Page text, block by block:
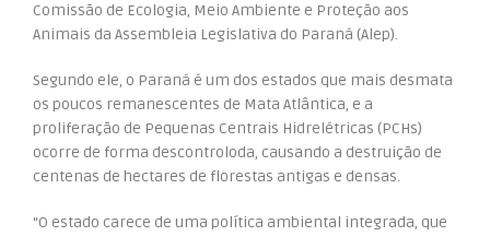
Comissão de Ecologia, Meio Ambiente e Proteção aos
Animais da Assembleia Legislativa do Paraná (Alep).
Segundo ele, o Paraná é um dos estados que mais desmata
os poucos remanescentes de Mata Atlântica, e a
proliferação de Pequenas Centrais Hidrelétricas (PCHs)
ocorre de forma descontroloda, causando a destruição de
centenas de hectares de florestas antigas e densas.
“O estado carece de uma política ambiental integrada, que